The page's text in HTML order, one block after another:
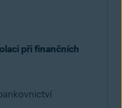
při finančních